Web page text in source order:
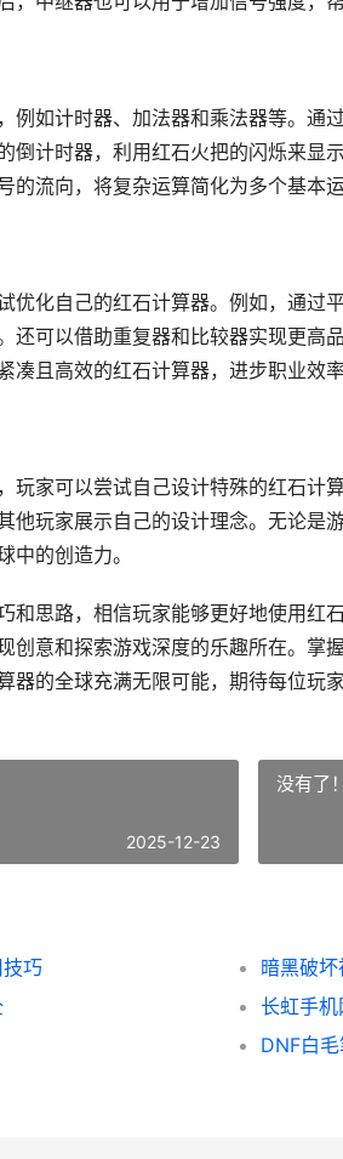
例如计时器、加法器和乘法器等。通
倒计时器，利用红石火把的闪烁来显
的流向，将复杂运算简化为多个基本运
优化自己的红石计算器。例如，通过
还可以借助重复器和比较器实现更高
凑且高效的红石计算器，进步职业效率
玩家可以尝试自己设计特殊的红石计
他玩家展示自己的设计理念。无论是
中的创造力。
和思路，相信玩家能够更好地使用红
创意和探索游戏深度的乐趣所在。掌
器的全球充满无限可能，期待每位玩
2025-12-23
没有了！
巧
暗黑破
长虹手
DNF白